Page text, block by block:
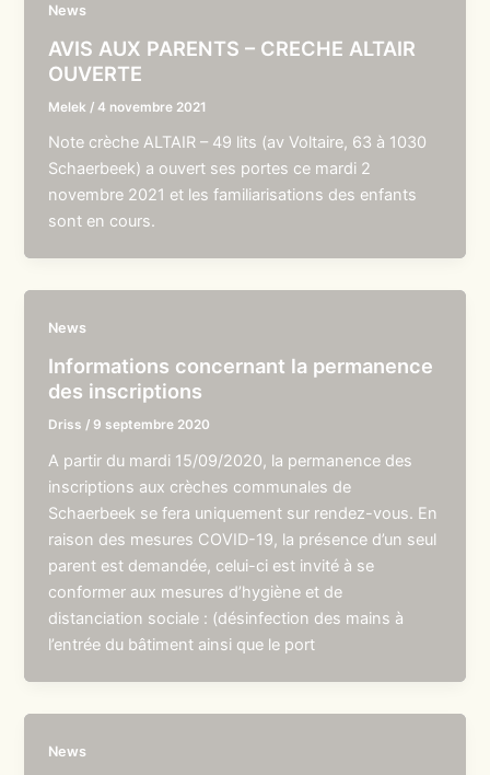
News
AVIS AUX PARENTS – CRECHE ALTAIR
OUVERTE
Melek /4 novembre 2021
Note crèche ALTAIR – 49 lits (av Voltaire, 63 à 1030
Schaerbeek) a ouvert ses portes ce mardi 2
novembre 2021 et les familiarisations des enfants
sont en cours.
News
Informations concernant la permanence
des inscriptions
Driss / 9 septembre 2020
A partir du mardi 15/09/2020, la permanence des
inscriptions aux crèches communales de
Schaerbeek se fera uniquement sur rendez-vous. En
raison des mesures COVID-19, la présence d’un seul
parent est demandée, celui-ci est invité à se
conformer aux mesures d’hygiène et de
distanciation sociale : (désinfection des mains à
l’entrée du bâtiment ainsi que le port
News